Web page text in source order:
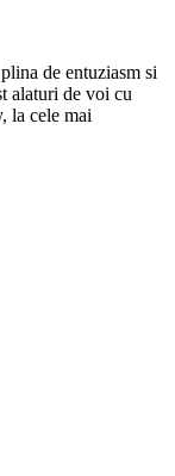
de entuziasm si
alaturi de voi cu
la cele mai